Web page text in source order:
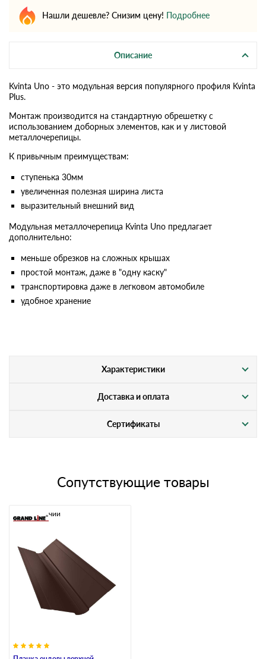
Нашли дешевле? Снизим цену! Подробнее
Описание
Kvinta Uno - это модульная версия популярного профиля Kvinta
Plus.
Монтаж производится на стандартную обрешетку с
использованием доборных элементов, как и у листовой
металлочерепицы.
К привычным преимуществам:
ступенька 30мм
увеличенная полезная ширина листа
выразительный внешний вид
Модульная металлочерепица Kvinta Uno предлагает
дополнительно:
меньше обрезков на сложных крышах
простой монтаж, даже в "одну каску"
транспортировка даже в легковом автомобиле
удобное хранение
Характеристики
Доставка и оплата
Сертификаты
Сопутствующие товары
В наличии